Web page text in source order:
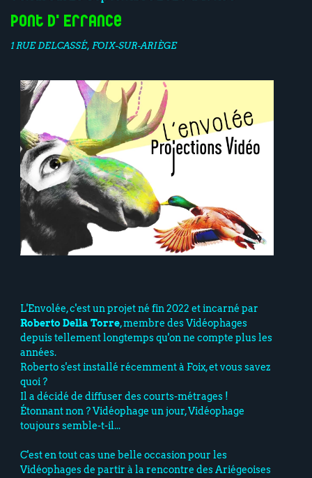
Pont d'Errance
1 RUE DELCASSÉ, FOIX-SUR-ARIÈGE
L'Envolée, c'est un projet né fin 2022 et incarné par
Roberto Della Torre, membre des Vidéophages
depuis tellement longtemps qu'on ne compte plus les
années.
Roberto s'est installé récemment à Foix, et vous savez
quoi ?
Il a décidé de diffuser des courts-métrages !
Étonnant non ? Vidéophage un jour, Vidéophage
toujours semble-t-il...
C'est en tout cas une belle occasion pour les
Vidéophages de partir à la rencontre des Ariégeoises